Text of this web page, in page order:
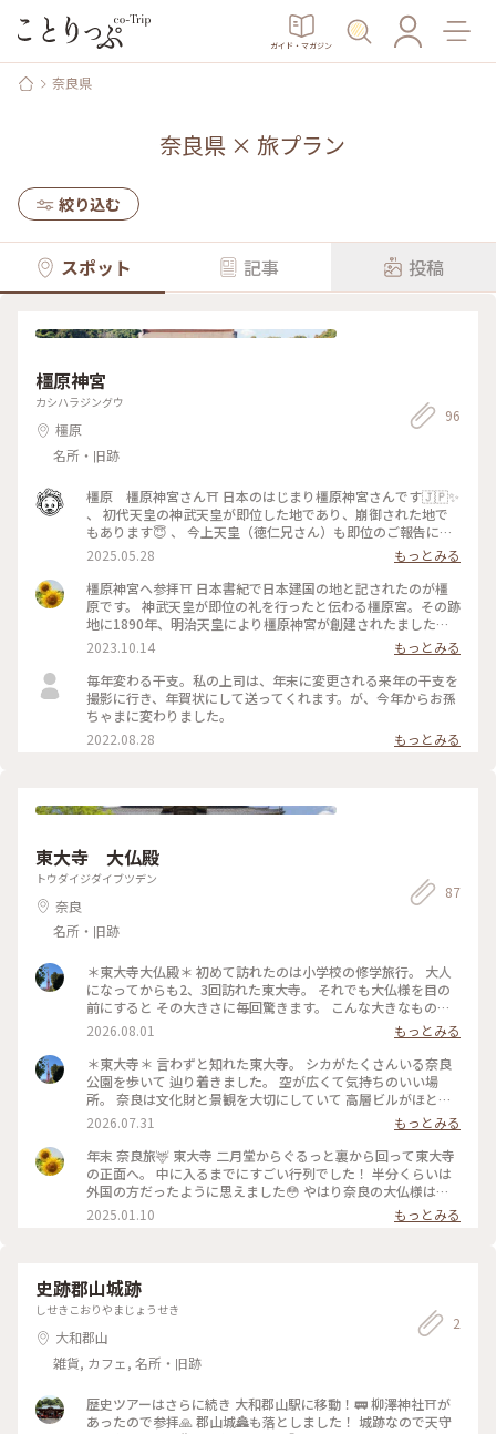
ガイド・マガジン
奈良県
奈良県 × 旅プラン
絞り込む
スポット 記事 投稿
橿原神宮
カシハラジングウ
橿原
名所・旧跡
96
橿原 橿原神宮さん⛩️ 日本のはじまり橿原神宮さんです🇯🇵✨
、 初代天皇の神武天皇が即位した地であり、崩御された地で
もあります😇 、 今上天皇（徳仁兄さん）も即位のご報告に参
拝しました😊 、 天孫降臨によりアマテラス姉さんの孫である
ニニギさんが高千穂に天下り、人間となり結婚してできた孫が
神武天皇になります🙋✨ 、 神武天皇という名が付いたのは平
安時代頃🏛️それまでは色んな名前がありますが神日本磐余彦根
尊（かむやまといわれひこのみこと）が一般的です😊 、 高千
穂で産まれたイワレヒコさんが橿原で即位するまでの「神武東
征」編がこちらです💁‍♂️ 、 日向の国、高千穂（宮崎県）で４兄
弟の末っ子で生まれたイワレヒコちゃん👶✨ 、 小さい頃から
頭がよく15歳にして重要なポストに着きます👦✨ 、 45歳ぐら
いの時 👨「みんなちょっと聞いて」 👨「平和で豊かな国にす
るにはどうしたらいいかな？」 👤「もっと人を増やしたらど
うだろう」 👤「土地が先じゃね？」 👤「太陽の神末裔なんだ
市）へ 、 その後筑紫国（福岡県南部） 、 👨「なんか居心地い
か」 、 吉備国（岡山県周辺一帯）到着 、 👨「タコ、ハモ、牡
蠣、鯛うめー」 、 7年経過🕑🕒🕔🕕 、 👨「そろそろ次行こ
か」 、 随分のんびりです😂 、 ようやく浪速の崎（大阪城近
く）にたどり着いたイワレヒコ御一行。 さらに進軍しますが
生駒山（奈良県）に住むナガスネヒコ軍と戦闘になります⚔️
（ナガスネヒコもまたアマテラス姉さんの孫の孫ですが私腹を
、 ここでイワレヒコさんの長男が敵の矢に当たります😂🎯 、
👨「長兄❗️」 🥺「当たってもた。大体僕ら太陽の神の子孫やの
に太陽に向かって戦ったらあかんのちゃう…か…な…😇ﾁｰﾝ」
👨「それな❗️」 、 👨「紀伊半島ぐるっと回って熊野から攻める
🌊🚣😂 、 次男🥺「天の神、海の神もご先祖さんなのになんで
陸と海でひどい目にあうん？」 三男☺️「ここは兄に任せて先
に行くんだ」 次男と三男は海に飛び込み嵐を鎮めました😇😇
👨「兄者ぁぁ❗️」 、 こうして熊野まで来たイワレヒコ御一行 、
上陸すると大きな熊が出てきてみんな気を失います🐻 😂「熊
だー🙃」 😂「むりー🙃」 😂「死んだフリ🙃」 、 これを見た
天界のアマテラス姉さん👱‍♀️造化三神のカミムスビ様👤と相談し
て最強戦士タケミカヅチ🦍を派遣しようとしますが 🦍「わた
しが地上を平定させた布都御魂剣（ふつみたまのつるぎ）が有
れば充分です」 👱‍♀️「マジか」 👤「彼がそういうならそうなん
取ります🗡️✨ 、 👨「この刀すごい切れる」 布都御魂剣を手に
入れたイワレヒコさん御一行は元気になり意気揚々と進みます
が今度は道に迷ってしまいました 👨「わかんなくなった」 、
するとアマテラス姉さん（古事記ではカミムスビ）は八咫烏を
使わしました 👱‍♀️「この子に着いて行きなさい🐦‍⬛✨」 、 八咫
烏は足が３本のカラスさん🐦‍⬛日本サッカー協会のマークにも
ネヒコの配下を仲間にして増やしていきます🙋‍♂️🙋‍♂️🙋‍♂️ 、 そして
遂にナガスネヒコ軍に再戦⚔️の日が来ました🫨 、 👨「ナガス
2025.05.28
もっとみる
橿原神宮へ参拝⛩ 日本書紀で日本建国の地と記されたのが橿
原です。 神武天皇が即位の礼を行ったと伝わる橿原宮。その跡
地に1890年、明治天皇により橿原神宮が創建されたました。
立派な木の鳥居をくぐると両脇に並木が続く表参道を進みま
す。 外拝殿で参拝し、その奥には内拝殿と弊殿の金色に輝く屋
根が少し見えました。 外拝殿の南側には深田池があり、飛鳥
時代に築造されたと伝えられています。 建物自体は新しいです
が、厳かで歴史の重みを感じる場所でした。 #私のことりっぷ
旅 #秋さんぽ #橿原神宮 #神武天皇 #神社 #御朱印 #橿原 #奈良
2023.10.14
もっとみる
毎年変わる干支。私の上司は、年末に変更される来年の干支を
撮影に行き、年賀状にして送ってくれます。が、今年からお孫
ちゃまに変わりました。
2022.08.28
もっとみる
東大寺 大仏殿
トウダイジダイブツデン
奈良
名所・旧跡
87
＊東大寺大仏殿＊ 初めて訪れたのは小学校の修学旅行。 大人
になってからも2、3回訪れた東大寺。 それでも大仏様を目の
前にすると その大きさに毎回驚きます。 こんな大きなものを
遥か昔に造ったことや 何百年も守ってきたことが ただただす
ごいなと思います。 #ひみつの絶景 #私のことりっぷ旅 #夏の
奈良旅2026 #JR西日本全線乗り放題 #日帰り旅 #ひとり旅 #奈
良 #ことりっぷ奈良 #東大寺
2026.08.01
もっとみる
＊東大寺＊ 言わずと知れた東大寺。 シカがたくさんいる奈良
公園を歩いて 辿り着きました。 空が広くて気持ちのいい場
所。 奈良は文化財と景観を大切にしていて 高層ビルがほとん
どありません。 この、自然の中にいると感じられることが 奈
良の魅力だなと思いました。 #ひみつの絶景 #私のことりっぷ
旅 #夏の奈良旅2026 #JR西日本全線乗り放題 #日帰り旅 #ひと
り旅 #奈良 #ことりっぷ奈良 #東大寺
2026.07.31
もっとみる
年末 奈良旅🦌 東大寺 二月堂からぐるっと裏から回って東大寺
の正面へ。 中に入るまでにすごい行列でした！ 半分くらいは
外国の方だったように思えました😳 やはり奈良の大仏様は圧
倒的存在感でどこから見てもありがたさに溢れてました🙏 #ベ
ストトリップ2024 #ご利益めぐり #東大寺 #大仏殿 #大仏 #奈
2025.01.10 もっとみる
史跡郡山城跡
しせきこおりやまじょうせき
大和郡山
雑貨, カフェ, 名所・旧跡
2
歴史ツアーはさらに続き 大和郡山駅に移動！🚃 柳澤神社⛩️が
あったので参拝🙏 郡山城🏯も落としました！ 城跡なので天守